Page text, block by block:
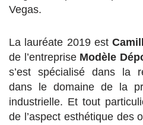
Vegas.
La lauréate 2019 est
de l’entreprise Modèle
s’est spécialisé dans la
dans le domaine de la
industrielle. Et tout
de l’aspect esthétique des